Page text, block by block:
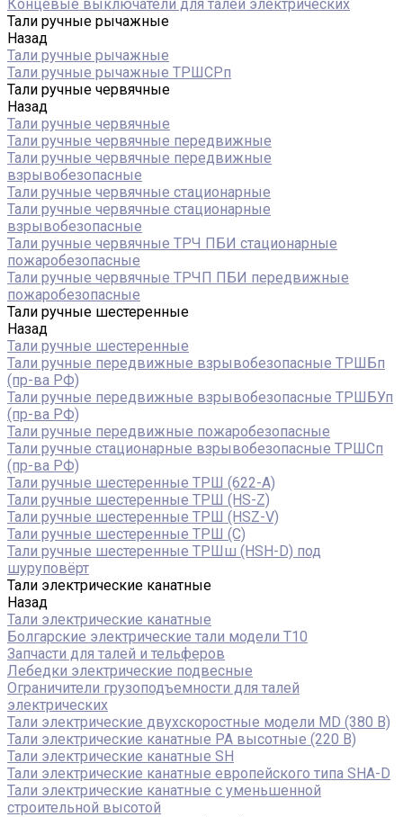
Концевые выключатели для талей электрических
Тали ручные рычажные
Назад
Тали ручные рычажные
Тали ручные рычажные ТРШСРп
Тали ручные червячные
Назад
Тали ручные червячные
Тали ручные червячные передвижные
Тали ручные червячные передвижные
взрывобезопасные
Тали ручные червячные стационарные
Тали ручные червячные стационарные
взрывобезопасные
Тали ручные червячные ТРЧ ПБИ стационарные
пожаробезопасные
Тали ручные червячные ТРЧП ПБИ передвижные
пожаробезопасные
Тали ручные шестеренные
Назад
Тали ручные шестеренные
Тали ручные передвижные взрывобезопасные ТРШБп
(пр-ва РФ)
Тали ручные передвижные взрывобезопасные ТРШБУп
(пр-ва РФ)
Тали ручные передвижные пожаробезопасные
Тали ручные стационарные взрывобезопасные ТРШСп
(пр-ва РФ)
Тали ручные шестеренные ТРШ (622-A)
Тали ручные шестеренные ТРШ (HS-Z)
Тали ручные шестеренные ТРШ (HSZ-V)
Тали ручные шестеренные ТРШ (С)
Тали ручные шестеренные ТРШш (HSH-D) под
шуруповёрт
Тали электрические канатные
Назад
Тали электрические канатные
Болгарские электрические тали модели T10
Запчасти для талей и тельферов
Лебедки электрические подвесные
Ограничители грузоподъемности для талей
электрических
Тали электрические двухскоростные модели MD (380 В)
Тали электрические канатные PA высотные (220 В)
Тали электрические канатные SH
Тали электрические канатные европейского типа SHA-D
Тали электрические канатные с уменьшенной
строительной высотой